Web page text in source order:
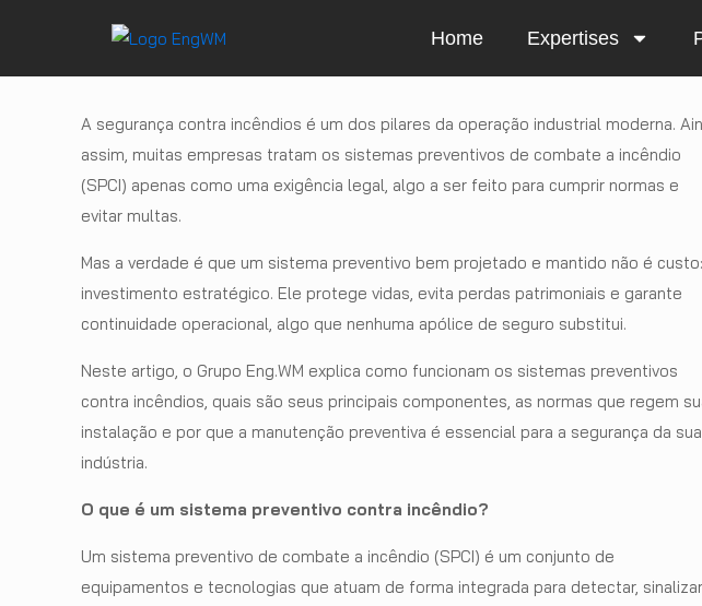
Home Expertises
A segurança contra incêndios é um dos pilares da operação industrial moderna.
assim, muitas empresas tratam os sistemas preventivos de combate a incêndio
(SPCI) apenas como uma exigência legal, algo a ser feito para cumprir normas e
evitar multas.
Mas a verdade é que um sistema preventivo bem projetado e mantido não é
investimento estratégico. Ele protege vidas, evita perdas patrimoniais e garante
continuidade operacional, algo que nenhuma apólice de seguro substitui.
Neste artigo, o Grupo Eng.WM explica como funcionam os sistemas preventivos
contra incêndios, quais são seus principais componentes, as normas que regem
instalação e por que a manutenção preventiva é essencial para a segurança da sua
indústria.
O que é um sistema preventivo contra incêndio?
Um sistema preventivo de combate a incêndio (SPCI) é um conjunto de
equipamentos e tecnologias que atuam de forma integrada para detectar,